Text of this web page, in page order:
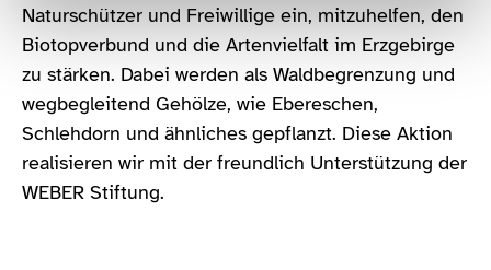
Naturschützer und Freiwillige ein, mitzuhelfen, den
Biotopverbund und die Artenvielfalt im Erzgebirge
zu stärken. Dabei werden als Waldbegrenzung und
wegbegleitend Gehölze, wie Ebereschen,
Schlehdorn und ähnliches gepflanzt. Diese Aktion
realisieren wir mit der freundlich Unterstützung der
WEBER Stiftung.